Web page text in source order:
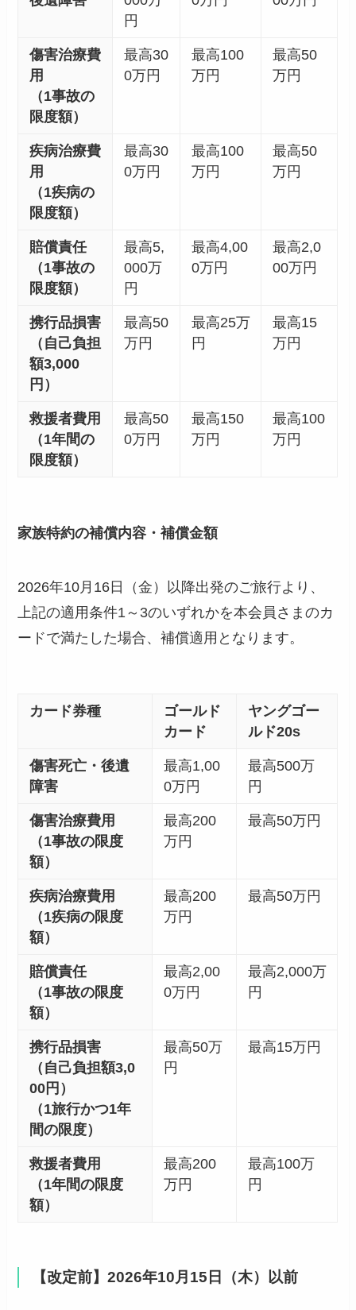
円
傷害治療費
用
（1事故の
限度額）
最高30
0万円
最高100
万円
最高50
万円
疾病治療費
用
（1疾病の
限度額）
最高30
0万円
最高100
万円
最高50
万円
賠償責任
（1事故の
限度額）
最高5,
000万
円
最高4,00
0万円
最高2,0
00万円
携行品損害
（自己負担
額3,000
円）
最高50
万円
最高25万
円
最高15
万円
救援者費用
（1年間の
限度額）
最高50
0万円
最高150
万円
最高100
万円
家族特約の補償内容・補償金額
2026年10月16日（金）以降出発のご旅行より、
上記の適用条件1～3のいずれかを本会員さまのカ
ードで満たした場合、補償適用となります。
カード券種
ゴールド
カード
ヤングゴー
ルド20s
傷害死亡・後遺
障害
最高1,00
0万円
最高500万
円
傷害治療費用
（1事故の限度
額）
最高200
万円
最高50万円
疾病治療費用
（1疾病の限度
額）
最高200
万円
最高50万円
賠償責任
（1事故の限度
額）
最高2,00
0万円
最高2,000万
円
携行品損害
（自己負担額3,0
00円）
（1旅行かつ1年
間の限度）
最高50万
円
最高15万円
救援者費用
（1年間の限度
額）
最高200
万円
最高100万
円
【改定前】2026年10月15日（木）以前